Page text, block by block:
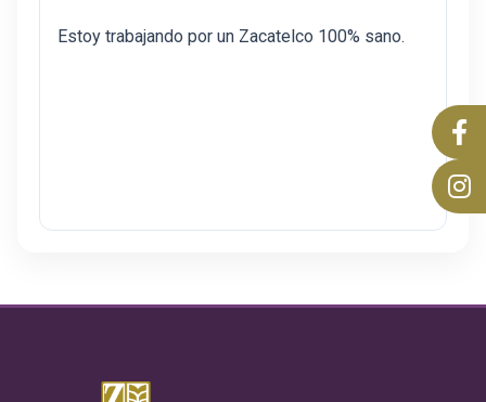
Estoy trabajando por un Zacatelco 100% sano.